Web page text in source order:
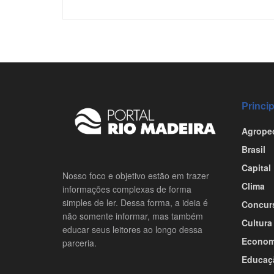
Nosso foco e objetivo estão em trazer
informações complexas de forma
simples de ler. Dessa forma, a ideia é
não somente informar, mas também
educar seus leitores ao longo dessa
parceria.
Brasil
Capital
Clima
Cultura